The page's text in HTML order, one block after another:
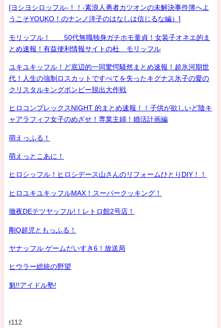
[ヨシヨシロッフル-！！-素浪人勇者カツオンの未解決事件簿へよ
うこそYOUKO！のナンノ洋子のはなしは信じるな編）]
モリッフル！ 50代無職独身ガチホモ童貞！女装子オネエ的ま
とめ速報！有益便利情報サイトの杜 モリッフル
ユキユキッフル！ど底辺的一同驚愕騒然まとめ速報！超氷河期世
代！人生の強制ロスカットですべてを失ったキグナス氷子の愛の
クリスタルキングボンビー脱出大作戦
ヒロコンプレックスNIGHT 的まとめ速報！！子供が欲しいど陰キ
ャアラフィフ女子のめざせ！専業主婦！婚活計画編
萌えっふる！
萌えっとこあに！
ヒロシッフル！ヒロシデース山さんのリフォームひとりDIY！！
ヒロユキユキッフルMAX！スーパークッキング！
徹夜DEテツヤッフル!！レトロ館2号店！
剛Q超児ともっふる！
ヤナッフル ゲームだいすき6！放送局
ヒウラー総統の野望
魁!!アイドル塾!
t112